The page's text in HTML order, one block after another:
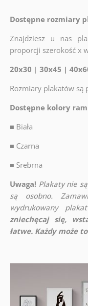
Dostępne rozmiary
Znajdziesz u nas
proporcji szerokość x
20x30 | 30x45 |
Rozmiary plakatów są
Dostępne kolory ram
■ Biała
■ Czarna
■ Srebrna
Uwaga! Plakaty nie
są osobno.
wydrukowany
zniechęcaj się,
łatwe. Każdy może